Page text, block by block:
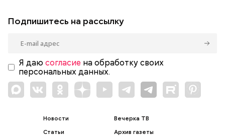
Подпишитесь на рассылку
Я даю согласие на обработку своих
персональных данных.
Новости
Статьи
Вечерка ТВ
Архив газеты